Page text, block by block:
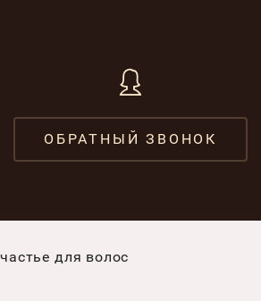
ОБРАТНЫЙ ЗВОНОК
для волос